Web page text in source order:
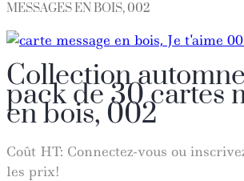
MESSAGES EN BOIS, 002
Collection
pack de 30 cartes
en bois, 002
Coût HT: Connectez-vous ou
les prix!